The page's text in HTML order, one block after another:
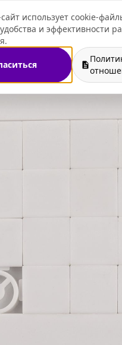
использует cookie-
и эффективности
Подарки для отдыха